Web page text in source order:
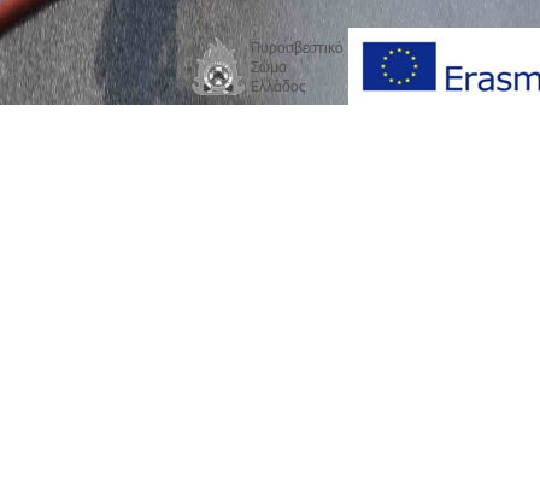
Πυροσβεστικό
Σώμα
Ελλάδος